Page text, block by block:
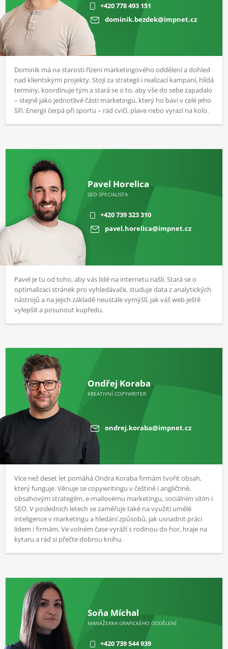
+420 778 493 151
dominik.bezdek@impnet.cz
Dominik má na starosti řízení marketingového oddělení a dohled
nad klientskými projekty. Stojí za strategií i realizací kampaní, hlídá
termíny, koordinuje tým a stará se o to, aby vše do sebe zapadalo
– stejně jako jednotlivé části marketingu, který ho baví v celé jeho
šíři. Energii čerpá při sportu – rád cvičí, plave nebo vyrazí na kolo.
Pavel Horelica
SEO SPECIALISTA
+420 739 323 310
pavel.horelica@impnet.cz
Pavel je tu od toho, aby vás lidé na internetu našli. Stará se o
optimalizaci stránek pro vyhledávače, studuje data z analytických
nástrojů a na jejich základě neustále vymýšlí, jak váš web ještě
vylepšit a posunout kupředu.
Ondřej Koraba
KREATIVNÍ COPYWRITER
ondrej.koraba@impnet.cz
Více než deset let pomáhá Ondra Koraba firmám tvořit obsah,
který funguje. Věnuje se copywritingu v češtině i angličtině,
obsahovým strategiím, e-mailovému marketingu, sociálním sítím i
SEO. V posledních letech se zaměřuje také na využití umělé
inteligence v marketingu a hledání způsobů, jak usnadnit práci
lidem i firmám. Ve volném čase vyráží s rodinou do hor, hraje na
kytaru a rád si přečte dobrou knihu.
Soňa Míchal
MANAŽERKA GRAFICKÉHO ODDĚLENÍ
+420 739 544 939